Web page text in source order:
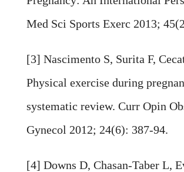
Med Sci Sports Exerc 2013;
[3] Nascimento S, Surita F,
Physical exercise during
systematic review. Curr Opin
Gynecol 2012; 24(6): 387-94.
[4] Downs D, Chasan-Taber L,